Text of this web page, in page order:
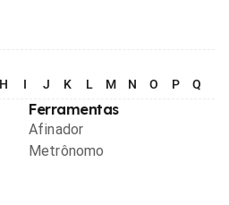
H I J K L M N O P Q
Ferramentas
Afinador
Metrônomo